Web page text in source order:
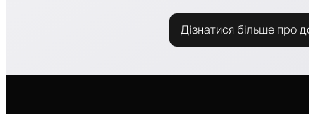
Дізнатися більше про